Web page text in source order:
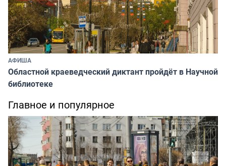
АФИША
Областной краеведческий диктант пройдёт в Научной
библиотеке
Главное и популярное